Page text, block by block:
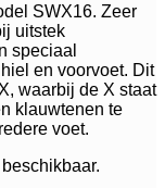
SWX16. Zeer
uitstek
speciaal
en voorvoet. Dit
waarbij de X staat
klauwtenen te
voet.